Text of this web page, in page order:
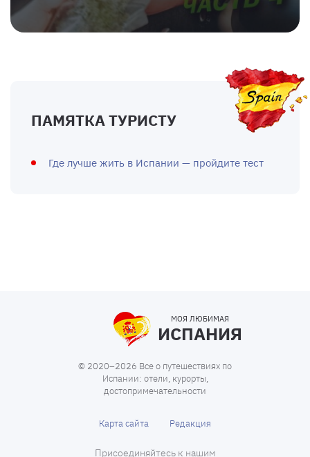
ПАМЯТКА ТУРИСТУ
Где лучше жить в Испании — пройдите тест
МОЯ ЛЮБИМАЯ
ИСПАНИЯ
© 2020–2026 Все о путешествиях по
Испании: отели, курорты,
достопримечательности
Карта сайта Редакция
Присоединяйтесь к нашим